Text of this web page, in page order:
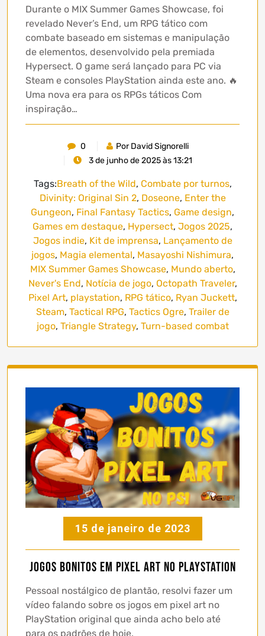
Durante o MIX Summer Games Showcase, foi
revelado Never’s End, um RPG tático com
combate baseado em sistemas e manipulação
de elementos, desenvolvido pela premiada
Hypersect. O game será lançado para PC via
Steam e consoles PlayStation ainda este ano. 🔥
Uma nova era para os RPGs táticos Com
inspiração…
0
Por David Signorelli
3 de junho de 2025 às 13:21
Tags:Breath of the Wild, Combate por turnos,
Divinity: Original Sin 2, Doseone, Enter the
Gungeon, Final Fantasy Tactics, Game design,
Games em destaque, Hypersect, Jogos 2025,
Jogos indie, Kit de imprensa, Lançamento de
jogos, Magia elemental, Masayoshi Nishimura,
MIX Summer Games Showcase, Mundo aberto,
Never's End, Notícia de jogo, Octopath Traveler,
Pixel Art, playstation, RPG tático, Ryan Juckett,
Steam, Tactical RPG, Tactics Ogre, Trailer de
jogo, Triangle Strategy, Turn-based combat
15 de janeiro de 2023
Jogos bonitos em pixel art no PlayStation
Pessoal nostálgico de plantão, resolvi fazer um
vídeo falando sobre os jogos em pixel art no
PlayStation original que ainda acho belo até
para os padrões de hoje.